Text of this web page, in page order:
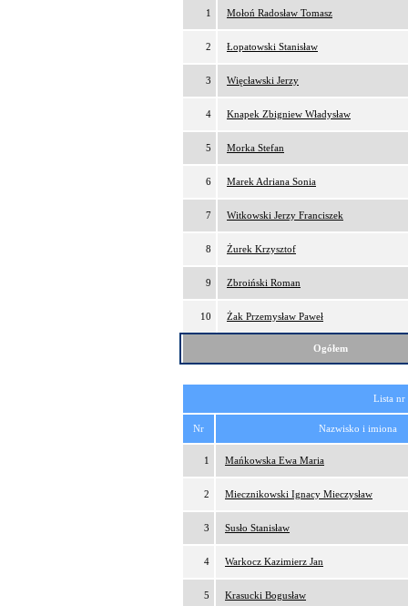
1 Mołoń Radosław Tomasz
2 Łopatowski Stanisław
3 Więcławski Jerzy
4 Knapek Zbigniew Władysław
5 Morka Stefan
6 Marek Adriana Sonia
7 Witkowski Jerzy Franciszek
8 Żurek Krzysztof
9 Zbroiński Roman
10 Żak Przemysław Paweł
Ogółem
Lista
Nr Nazwisko i imiona
1 Mańkowska Ewa Maria
2 Miecznikowski Ignacy Mieczysław
3 Susło Stanisław
4 Warkocz Kazimierz Jan
5 Krasucki Bogusław